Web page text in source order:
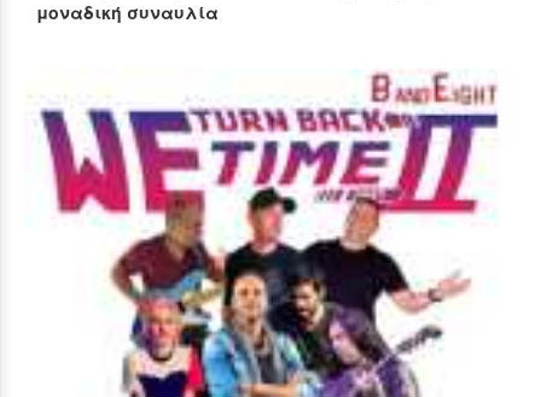
μοναδική συναυλία